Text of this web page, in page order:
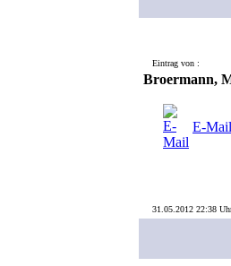
Eintrag von :
Broermann,
E-Mail
31.05.2012 22:38